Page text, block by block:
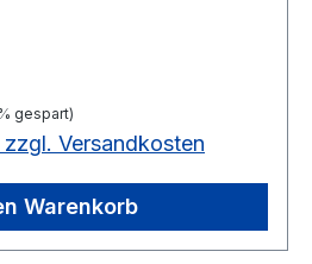
gespart)
Versandkosten
Warenkorb